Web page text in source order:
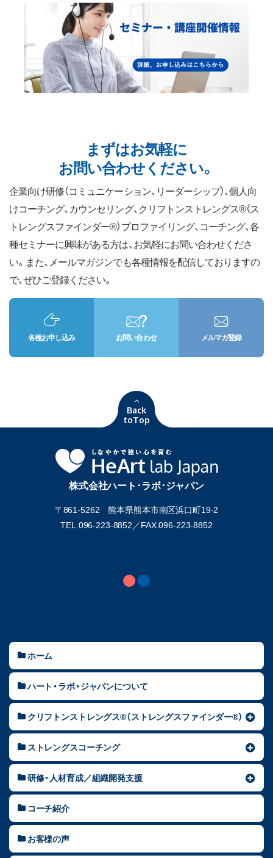
まずはお気軽に
お問い合わせください。
企業向け研修（コミュニケーション、リーダーシップ）、個人向
けコーチング、カウンセリング、クリフトンストレングス®（ス
トレングスファインダー®）プロファイリング、コーチング、各
種セミナーに興味がある方は、お気軽にお問い合わせくださ
い。また、メールマガジンでも各種情報を配信しておりますの
で、ぜひご登録ください。
各種お申し込み お問い合わせ メルマガ登録
Back
toTop
株式会社ハート･ラボ･ジャパン
〒861-5262 熊本県熊本市南区浜口町19-2
TEL.096-223-8852／FAX.096-223-8852
ホーム
ハート・ラボ・ジャパンについて
クリフトンストレングス®（ストレングスファインダー®）
ストレングスコーチング
研修・人材育成／組織開発支援
コーチ紹介
お客様の声